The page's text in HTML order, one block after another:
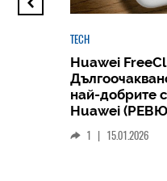
TECH
Huawei
най-добрите
Huawei
1 15.01.2026